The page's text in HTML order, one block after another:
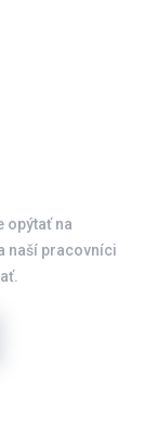
opýtať na
naší pracovníci